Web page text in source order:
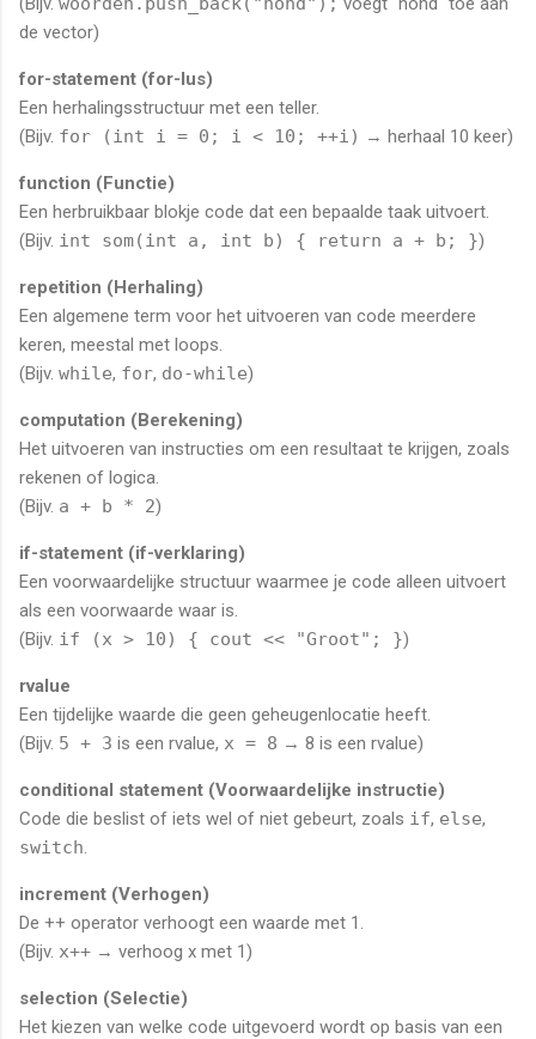
de vector)
for-statement (for-lus)
Een herhalingsstructuur met een teller.
(Bijv. for (int i = 0; i < 10; ++i) → herhaal 10 keer)
function (Functie)
Een herbruikbaar blokje code dat een bepaalde taak uitvoert.
(Bijv. int som(int a, int b) { return a + b; })
repetition (Herhaling)
Een algemene term voor het uitvoeren van code meerdere
keren, meestal met loops.
(Bijv. while, for, do-while)
computation (Berekening)
Het uitvoeren van instructies om een resultaat te krijgen, zoals
rekenen of logica.
(Bijv. a + b * 2)
if-statement (if-verklaring)
Een voorwaardelijke structuur waarmee je code alleen uitvoert
als een voorwaarde waar is.
(Bijv. if (x > 10) { cout << "Groot"; })
rvalue
Een tijdelijke waarde die geen geheugenlocatie heeft.
(Bijv. 5 + 3 is een rvalue, x = 8 → 8 is een rvalue)
conditional statement (Voorwaardelijke instructie)
Code die beslist of iets wel of niet gebeurt, zoals if, else,
switch
increment (Verhogen)
De ++ operator verhoogt een waarde met 1.
(Bijv. x++ → verhoog x met 1)
selection (Selectie)
Het kiezen van welke code uitgevoerd wordt op basis van een